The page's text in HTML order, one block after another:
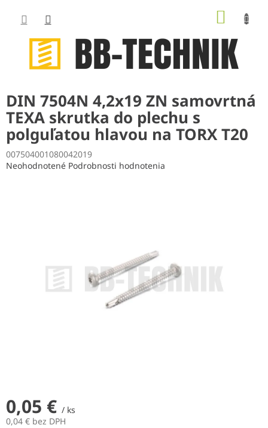
obsah
DIN 7504N 4,2x19 ZN samovrtná
TEXA skrutka do plechu s
polguľatou hlavou na TORX T20
007504001080042019
Priemerné
Neohodnotené Podrobnosti hodnotenia
0,05 € / ks
0,04 € bez DPH